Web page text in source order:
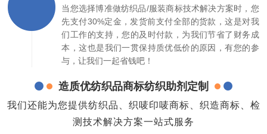
当您选择博准做纺织品/服装商标技术解决方案时，您
先支付30%定金，发货前支付全部的货款，这是对我
们工作的支持，您的及时付款，为我们节省了财务成
本，这也是我们一贯保持质优低价的原因，有您的参
与，让我们一起省钱吧！
造质优纺织品商标纺织助剂定制
我们还能为您提供纺织品、织唛印唛商标、织造商标、检
测技术解决方案一站式服务